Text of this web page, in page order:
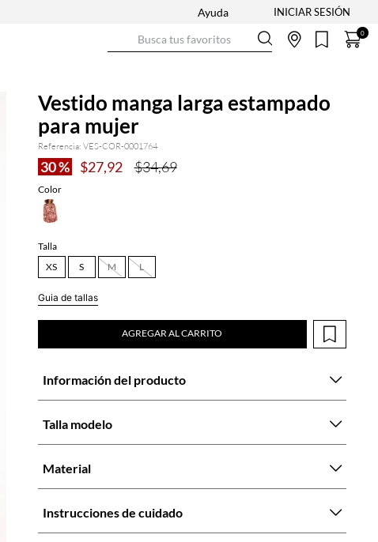
Ayuda
0
Vestido manga larga estampado
para mujer
Referencia: VES-COR-0001764
30 % $27,92 $34,69
Color
Talla
XS
S M L
Guia de tallas
AGREGAR AL CARRITO
Información del producto
Talla modelo
Material
Instrucciones de cuidado